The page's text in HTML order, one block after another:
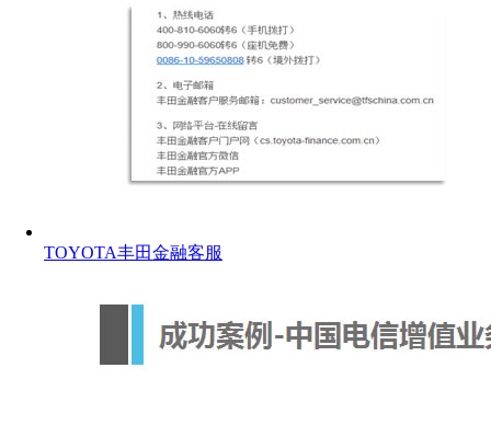
TOYOTA丰田金融客服